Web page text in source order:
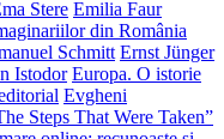
Stere Emilia Faur
din România
Schmitt Ernst Jünger
Istodor Europa. O istorie
Evgheni
Steps That Were Taken”